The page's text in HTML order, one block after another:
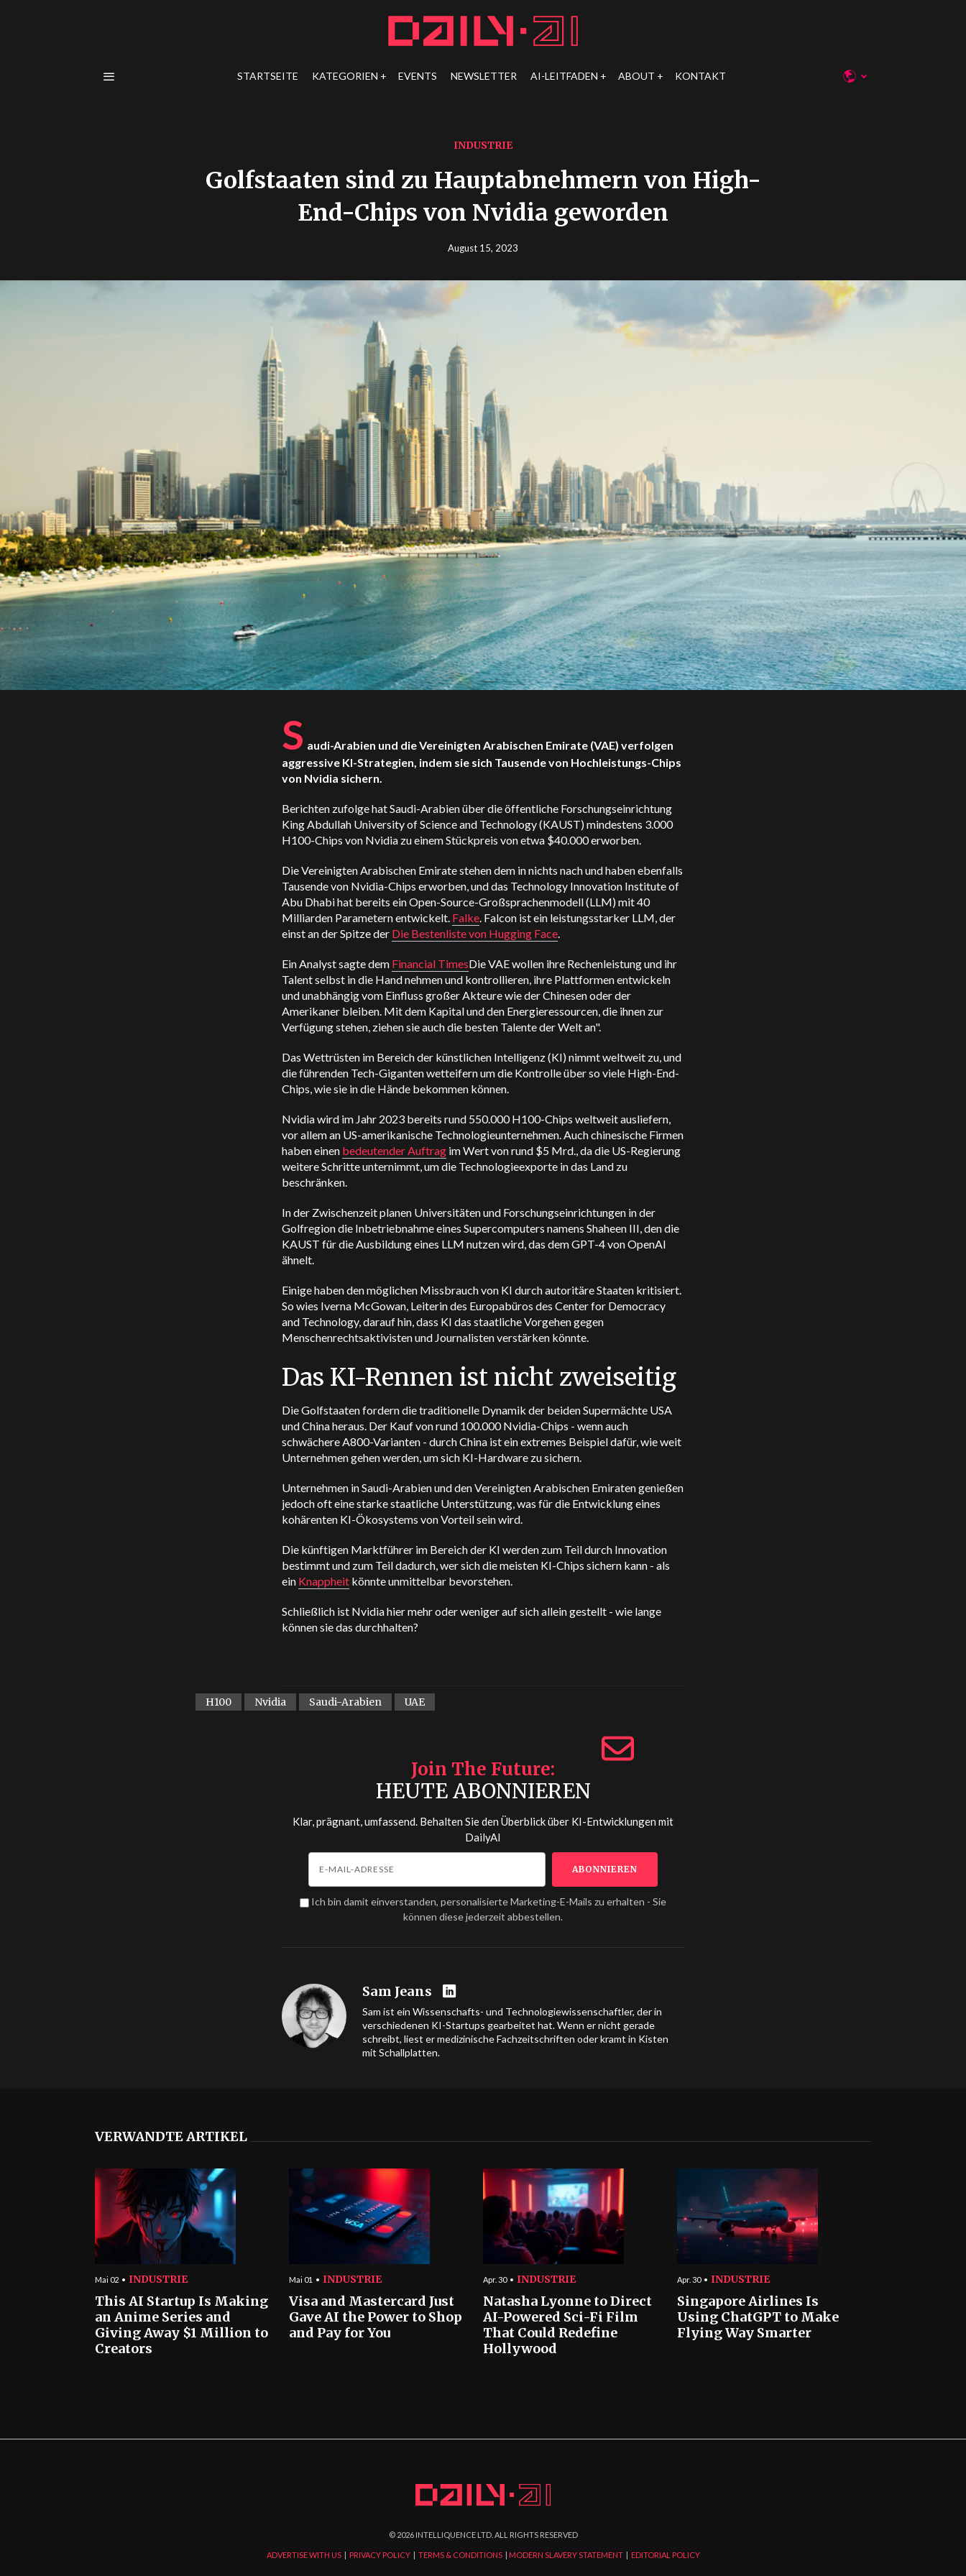
STARTSEITE KATEGORIEN EVENTS NEWSLETTER AI-LEITFADEN ABOUT KONTAKT
INDUSTRIE
Golfstaaten sind zu Hauptabnehmern von High-
End-Chips von Nvidia geworden
August 15, 2023
S audi-Arabien und die Vereinigten Arabischen Emirate (VAE) verfolgen
aggressive KI-Strategien, indem sie sich Tausende von Hochleistungs-Chips
von Nvidia sichern.
Berichten zufolge hat Saudi-Arabien über die öffentliche Forschungseinrichtung
King Abdullah University of Science and Technology (KAUST) mindestens 3.000
H100-Chips von Nvidia zu einem Stückpreis von etwa $40.000 erworben.
Die Vereinigten Arabischen Emirate stehen dem in nichts nach und haben ebenfalls
Tausende von Nvidia-Chips erworben, und das Technology Innovation Institute of
Abu Dhabi hat bereits ein Open-Source-Großsprachenmodell (LLM) mit 40
Milliarden Parametern entwickelt. Falke. Falcon ist ein leistungsstarker LLM, der
einst an der Spitze der Die Bestenliste von Hugging Face.
Ein Analyst sagte dem Financial TimesDie VAE wollen ihre Rechenleistung und ihr
Talent selbst in die Hand nehmen und kontrollieren, ihre Plattformen entwickeln
und unabhängig vom Einfluss großer Akteure wie der Chinesen oder der
Amerikaner bleiben. Mit dem Kapital und den Energieressourcen, die ihnen zur
Verfügung stehen, ziehen sie auch die besten Talente der Welt an".
Das Wettrüsten im Bereich der künstlichen Intelligenz (KI) nimmt weltweit zu, und
die führenden Tech-Giganten wetteifern um die Kontrolle über so viele High-End-
Chips, wie sie in die Hände bekommen können.
Nvidia wird im Jahr 2023 bereits rund 550.000 H100-Chips weltweit ausliefern,
vor allem an US-amerikanische Technologieunternehmen. Auch chinesische Firmen
haben einen bedeutender Auftrag im Wert von rund $5 Mrd., da die US-Regierung
weitere Schritte unternimmt, um die Technologieexporte in das Land zu
beschränken.
In der Zwischenzeit planen Universitäten und Forschungseinrichtungen in der
Golfregion die Inbetriebnahme eines Supercomputers namens Shaheen III, den die
KAUST für die Ausbildung eines LLM nutzen wird, das dem GPT-4 von OpenAI
ähnelt.
Einige haben den möglichen Missbrauch von KI durch autoritäre Staaten kritisiert.
So wies Iverna McGowan, Leiterin des Europabüros des Center for Democracy
and Technology, darauf hin, dass KI das staatliche Vorgehen gegen
Menschenrechtsaktivisten und Journalisten verstärken könnte.
Das KI-Rennen ist nicht zweiseitig
Die Golfstaaten fordern die traditionelle Dynamik der beiden Supermächte USA
und China heraus. Der Kauf von rund 100.000 Nvidia-Chips - wenn auch
schwächere A800-Varianten - durch China ist ein extremes Beispiel dafür, wie weit
Unternehmen gehen werden, um sich KI-Hardware zu sichern.
Unternehmen in Saudi-Arabien und den Vereinigten Arabischen Emiraten genießen
jedoch oft eine starke staatliche Unterstützung, was für die Entwicklung eines
kohärenten KI-Ökosystems von Vorteil sein wird.
Die künftigen Marktführer im Bereich der KI werden zum Teil durch Innovation
bestimmt und zum Teil dadurch, wer sich die meisten KI-Chips sichern kann - als
ein Knappheit könnte unmittelbar bevorstehen.
Schließlich ist Nvidia hier mehr oder weniger auf sich allein gestellt - wie lange
können sie das durchhalten?
H100 Nvidia Saudi-Arabien UAE
Join The Future
HEUTE ABONNIEREN
Klar, prägnant, umfassend. Behalten Sie den Überblick über KI-Entwicklungen mit
DailyAI
Ich bin damit einverstanden, personalisierte Marketing-E-Mails zu erhalten - Sie
können diese jederzeit abbestellen.
Sam Jeans
Sam ist ein Wissenschafts- und Technologiewissenschaftler, der in
verschiedenen KI-Startups gearbeitet hat. Wenn er nicht gerade
schreibt, liest er medizinische Fachzeitschriften oder kramt in Kisten
mit Schallplatten.
VERWANDTE ARTIKEL
Mai 02 INDUSTRIE
This AI Startup Is Making
an Anime Series and
Giving Away $1 Million to
Creators
Mai 01 INDUSTRIE
Visa and Mastercard Just
Gave AI the Power to Shop
and Pay for You
Apr. 30 INDUSTRIE
Natasha Lyonne to Direct
AI-Powered Sci-Fi Film
That Could Redefine
Hollywood
Apr. 30 INDUSTRIE
Singapore Airlines Is
Using ChatGPT to Make
Flying Way Smarter
© 2026INTELLIQUENCE LTD. ALL RIGHTS RESERVED
ADVERTISE WITH US| PRIVACY POLICY| TERMS & CONDITIONS| MODERN SLAVERY STATEMENT| EDITORIAL POLICY